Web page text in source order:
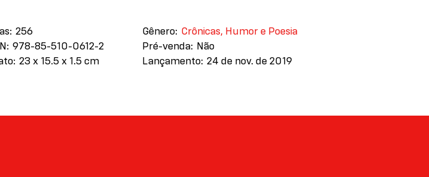
256
978-85-510-0612-2
23 x 15.5 x 1.5 cm
Gênero Crônicas, Humor e Poesia
Pré-venda Não
Lançamento 24 de nov. de 2019